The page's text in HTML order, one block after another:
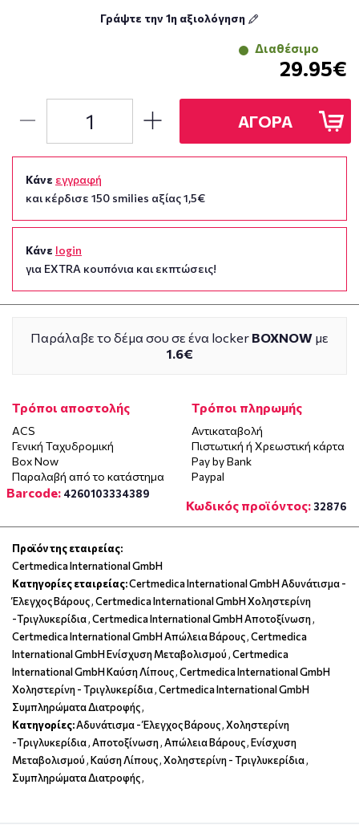
Γράψτε την 1η αξιολόγηση
Διαθέσιμο
29.95€
ΑΓΟΡΑ
Κάνε εγγραφή
και κέρδισε 150 smilies αξίας 1,5€
Κάνε login
για EXTRA κουπόνια και εκπτώσεις!
Παράλαβε το δέμα σου σε ένα locker BOXNOW με
1.6€
Τρόποι αποστολής
ACS
Γενική Ταχυδρομική
Box Now
Παραλαβή από το κατάστημα
Τρόποι πληρωμής
Αντικαταβολή
Πιστωτική ή Χρεωστική κάρτα
Pay by Bank
Paypal
Barcode: 4260103334389
Κωδικός προϊόντος: 32876
Προϊόν της εταιρείας:
Certmedica International GmbH
Κατηγορίες εταιρείας:Certmedica International GmbH Αδυνάτισμα -
Έλεγχος Βάρους,Certmedica International GmbH Χοληστερίνη
-Τριγλυκερίδια,Certmedica International GmbH Αποτοξίνωση,
Certmedica International GmbH Απώλεια Βάρους,Certmedica
International GmbH Ενίσχυση Μεταβολισμού,Certmedica
International GmbH Καύση Λίπους,Certmedica International GmbH
Χοληστερίνη - Τριγλυκερίδια,Certmedica International GmbH
Συμπληρώματα Διατροφής,
Κατηγορίες:Αδυνάτισμα - Έλεγχος Βάρους,Χοληστερίνη
-Τριγλυκερίδια,Αποτοξίνωση,Απώλεια Βάρους,Ενίσχυση
Μεταβολισμού,Καύση Λίπους,Χοληστερίνη - Τριγλυκερίδια,
Συμπληρώματα Διατροφής,